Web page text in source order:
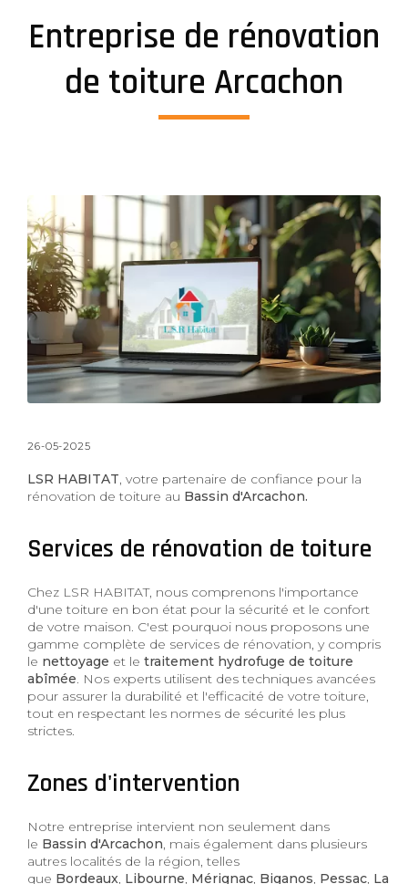
Entreprise de rénovation
de toiture Arcachon
26-05-2025
LSR HABITAT, votre partenaire de confiance pour la
rénovation de toiture au Bassin d'Arcachon.
Services de rénovation de toiture
Chez LSR HABITAT, nous comprenons l'importance
d'une toiture en bon état pour la sécurité et le confort
de votre maison. C'est pourquoi nous proposons une
gamme complète de services de rénovation, y compris
le nettoyage et le traitement hydrofuge de toiture
abîmée. Nos experts utilisent des techniques avancées
pour assurer la durabilité et l'efficacité de votre toiture,
tout en respectant les normes de sécurité les plus
strictes.
Zones d'intervention
Notre entreprise intervient non seulement dans
le Bassin d'Arcachon, mais également dans plusieurs
autres localités de la région, telles
que Bordeaux, Libourne, Mérignac, Biganos, Pessac, La